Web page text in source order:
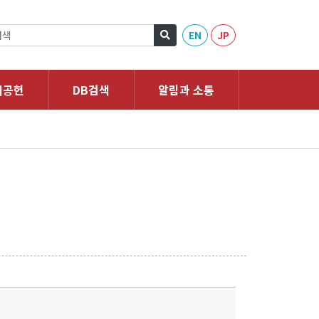
EN JP
헌 DB검색 알림과 소통